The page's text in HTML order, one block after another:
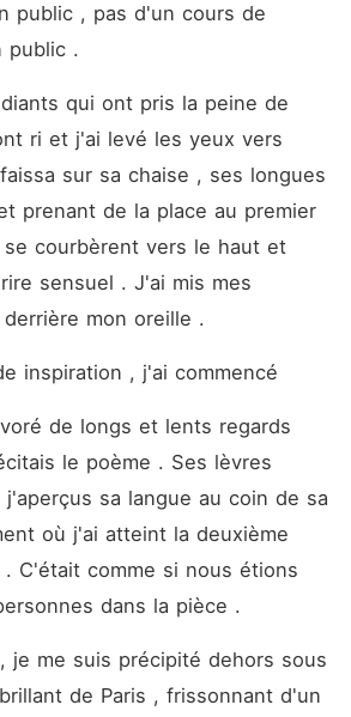
public , pas d'un cours de
public .
qui ont pris la peine de
ri et j'ai levé les yeux vers
sur sa chaise , ses longues
prenant de la place au premier
courbèrent vers le haut et
sensuel . J'ai mis mes
mon oreille .
inspiration , j'ai commencé
de longs et lents regards
le poème . Ses lèvres
sa langue au coin de sa
où j'ai atteint la deuxième
C'était comme si nous étions
dans la pièce .
je me suis précipité dehors sous
de Paris , frissonnant d'un